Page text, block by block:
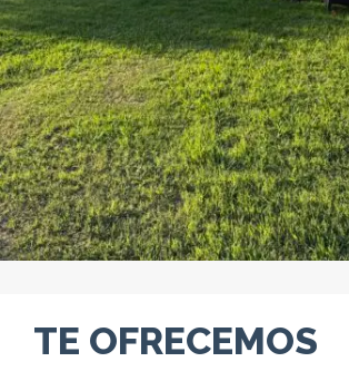
TE OFRECEMOS